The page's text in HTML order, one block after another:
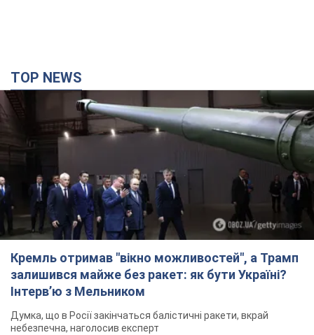
TOP NEWS
Кремль отримав "вікно можливостей", а Трамп
залишився майже без ракет: як бути Україні?
Інтерв’ю з Мельником
Думка, що в Росії закінчаться балістичні ракети, вкрай
небезпечна, наголосив експерт